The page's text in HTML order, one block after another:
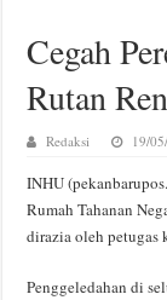
Cegah
Rutan
Redaksi 19/
INHU
Rumah Tahanan
dirazia oleh petugas
Penggeledahan di